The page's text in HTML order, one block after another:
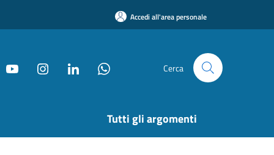
Accedi all'area personale
Cerca
Tutti gli argomenti